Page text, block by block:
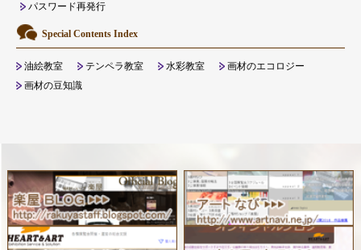
パスワード再発行
Special Contents Index
油絵教室 テンペラ教室 水彩教室
画材のエコロジー
画材の豆知識